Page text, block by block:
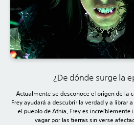
¿De dónde surge la
Actualmente se desconoce el origen de la
Frey ayudará a descubrir la verdad y a librar
el pueblo de Athia, Frey es increíblemente
vagar por las tierras sin verse